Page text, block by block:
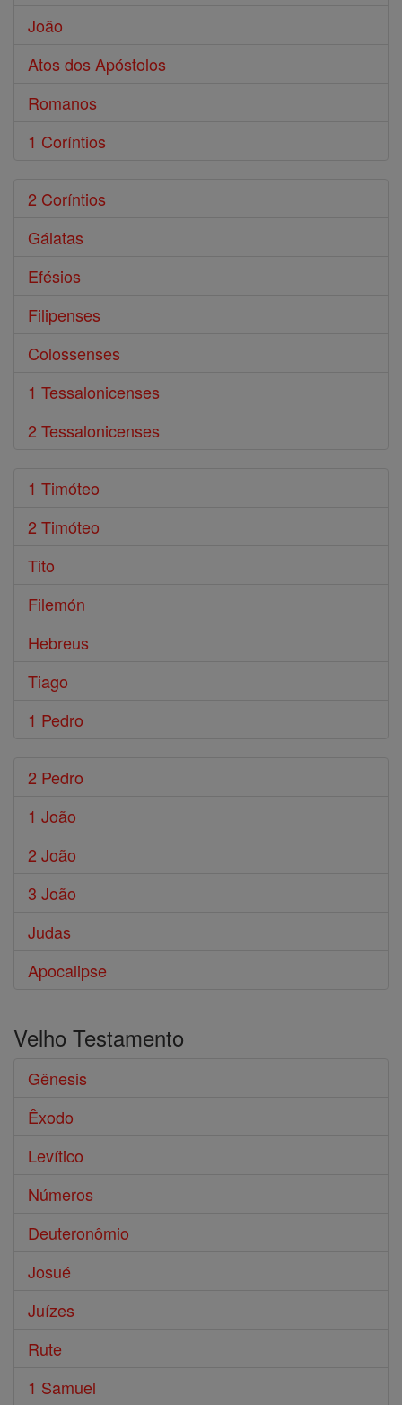
João
Atos dos Apóstolos
Romanos
1 Coríntios
2 Coríntios
Gálatas
Efésios
Filipenses
Colossenses
1 Tessalonicenses
2 Tessalonicenses
1 Timóteo
2 Timóteo
Tito
Filemón
Hebreus
Tiago
1 Pedro
2 Pedro
1 João
2 João
3 João
Judas
Apocalipse
Velho Testamento
Gênesis
Êxodo
Levítico
Números
Deuteronômio
Josué
Juízes
Rute
1 Samuel